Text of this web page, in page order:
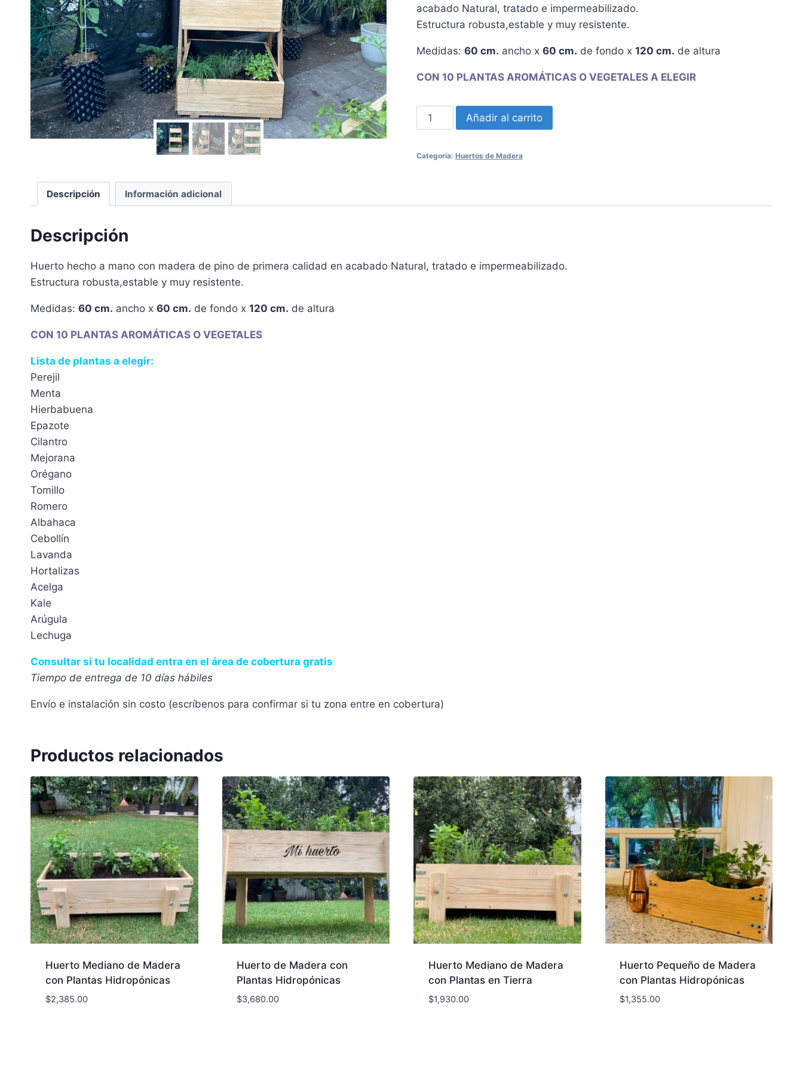
acabado Natural, tratado e impermeabilizado.
Estructura robusta,estable y muy resistente.
Medidas: 60 cm. ancho x 60 cm. de fondo x 120 cm. de altura
CON 10 PLANTAS AROMÁTICAS O VEGETALES A ELEGIR
Huerto
Escalera
tres
Hidropónicas
Añadir al carrito
Categoría: Huertos de Madera
Descripción Información adicional
Descripción
Huerto hecho a mano con madera de pino de primera calidad en acabado Natural, tratado e impermeabilizado.
Estructura robusta,estable y muy resistente.
Medidas: 60 cm. ancho x 60 cm. de fondo x 120 cm. de altura
CON 10 PLANTAS AROMÁTICAS O VEGETALES
Lista de plantas a elegir:
Perejil
Menta
Hierbabuena
Epazote
Cilantro
Mejorana
Orégano
Tomillo
Romero
Albahaca
Cebollín
Lavanda
Hortalizas
Acelga
Kale
Arúgula
Lechuga
Consultar si tu localidad entra en el área de cobertura gratis
Tiempo de entrega de 10 días hábiles
Envío e instalación sin costo (escríbenos para confirmar si tu zona entre en cobertura)
Productos relacionados
Huerto Mediano de Madera
con Plantas Hidropónicas
$2,385.00
Huerto de Madera con
Plantas Hidropónicas
$3,680.00
Huerto Mediano de Madera
con Plantas en Tierra
$1,930.00
Huerto Pequeño de Madera
con Plantas Hidropónicas
$1,355.00